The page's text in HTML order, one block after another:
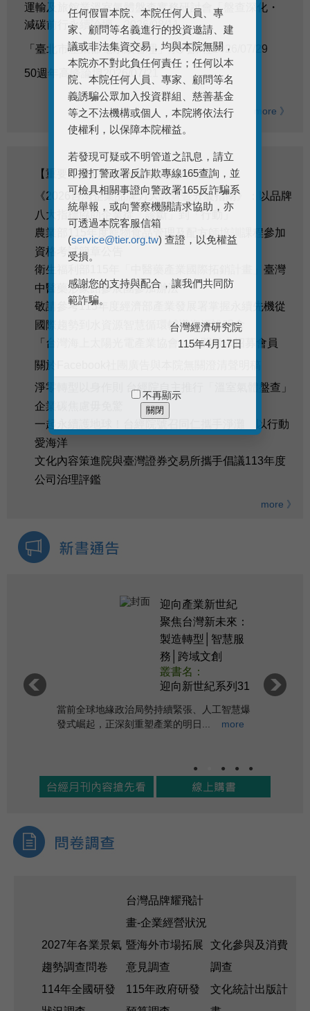
任何假冒本院、本院任何人員、專
家、顧問等名義進行的投資邀請、建
議或非法集資交易，均與本院無關，
本院亦不對此負任何責任；任何以本
院、本院任何人員、專家、顧問等名
義誘騙公眾加入投資群組、慈善基金
等之不法機構或個人，本院將依法行
使權利，以保障本院權益。
若發現可疑或不明管道之訊息，請立
即撥打警政署反詐欺專線165查詢，並
可檢具相關事證向警政署165反詐騙系
統舉報，或向警察機關請求協助，亦
可透過本院客服信箱
(service@tier.org.tw) 查證，以免權益
受損。
感謝您的支持與配合，讓我們共同防
範詐騙。
台灣經濟研究院
115年4月17日
不再顯示
關閉
運輸及旅館業溫室氣體盤查實務研討會「盤查深化・
減碳前行永續論壇」2026/08/11
「臺北市產業節電永續管理」系列課程2026/07/29
50週年高峰論壇2026/07/21
more 》
【重要公告】謹防詐騙敬請提高警覺
《2026台灣企業品牌力大調查暨升級指南》：以品牌
八大指標協助企業從「診斷」到「行動」
農業部115年度寵物食品管理及配方師培訓課程參加
資格考試簡章公告
衛生福利部115年「中醫藥產業國際拓銷計畫」臺灣
中醫藥形象館參展團參加辦法
敬請參考115年度經濟部產業發展署掌握永續先機從
國際趨勢到水資源智慧循環輔導資源說明會
「台灣海上太陽光電產業協會」公開徵求招募會員
關於Facebook社團廣告與本院無關澄清聲明稿
淨零轉型以身作則 台經院自主推行「溫室氣體盤查」
企業碳焦慮毋免驚
一起永續護地球！台經院號召同仁攜手淨灘 以行動
愛海洋
文化內容策進院與臺灣證券交易所攜手倡議113年度
公司治理評鑑
more 》
迎向產業新世紀
聚焦台灣新未來：
製造轉型│智慧服
務│跨域文創
叢書名：
迎向新世紀系列31
當前全球地緣政治局勢持續緊張、人工智慧爆
發式崛起，正深刻重塑產業的明日... more
● ● ● ●
2027年各業景氣
趨勢調查問卷
台灣品牌耀飛計
畫-企業經營狀況
暨海外市場拓展
意見調查
文化參與及消費
調查
114年全國研發
115年政府研發
文化統計出版計